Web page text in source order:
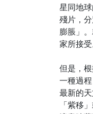
星同地
殘片，
膨脹」
家所接受
但是，
一種過
最新的
「紫移